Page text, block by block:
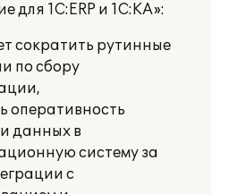
для 1С:ERP и 1С:КА»:
сократить рутинные
по сбору
оперативность
данных в
систему за
с